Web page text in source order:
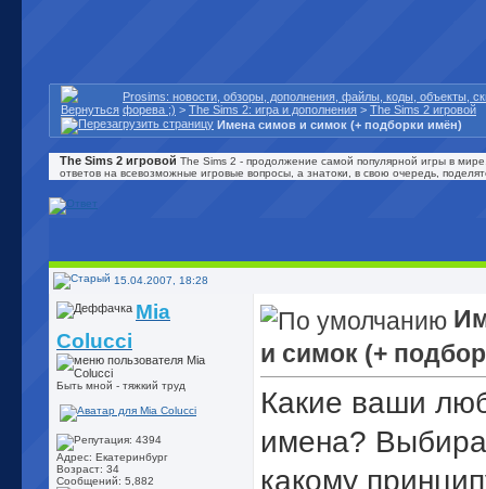
Prosims: новости, обзоры, дополнения, файлы, коды, объекты,
форева ;) > The Sims 2: игра и дополнения > The Sims 2 игровой
Имена симов и симок (+ подборки имён)
The Sims 2 игровой The Sims 2 - продолжение самой популярной игры в
ответов на всевозможные игровые вопросы, а знатоки, в свою очередь,
15.04.2007, 18:28
Mia
Colucci
Быть мной - тяжкий труд
Адрес: Екатеринбург
Возраст: 34
Сообщений: 5,882
и симок (+
Какие ваши
имена?
какому